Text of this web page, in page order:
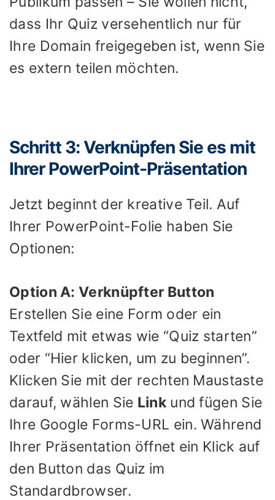
dass Ihr Quiz versehentlich nur für
Ihre Domain freigegeben ist, wenn Sie
es extern teilen möchten.
Schritt 3: Verknüpfen Sie es mit
Ihrer PowerPoint-Präsentation
Jetzt beginnt der kreative Teil. Auf
Ihrer PowerPoint-Folie haben Sie
Optionen:
Option A: Verknüpfter Button
Erstellen Sie eine Form oder ein
Textfeld mit etwas wie “Quiz starten”
oder “Hier klicken, um zu beginnen”.
Klicken Sie mit der rechten Maustaste
darauf, wählen Sie Linkund fügen Sie
Ihre Google Forms-URL ein. Während
Ihrer Präsentation öffnet ein Klick auf
den Button das Quiz im
Standardbrowser.